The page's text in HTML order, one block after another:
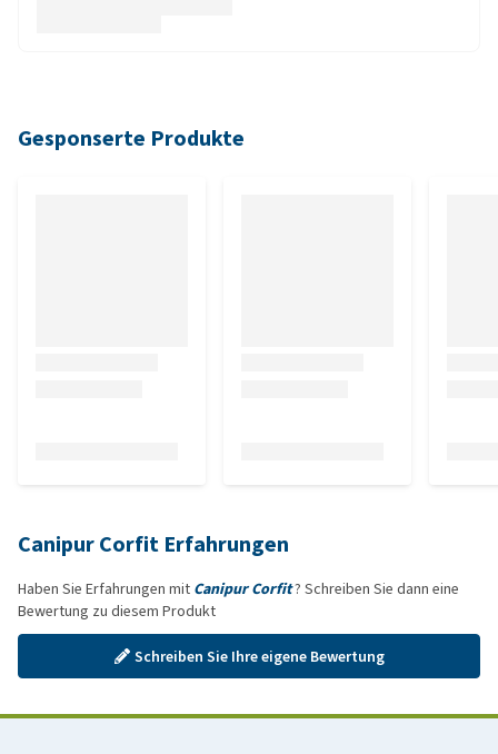
Gesponserte Produkte
Canipur Corfit Erfahrungen
Haben Sie Erfahrungen mit Canipur Corfit? Schreiben Sie dann eine
Bewertung zu diesem Produkt
Schreiben Sie Ihre eigene Bewertung